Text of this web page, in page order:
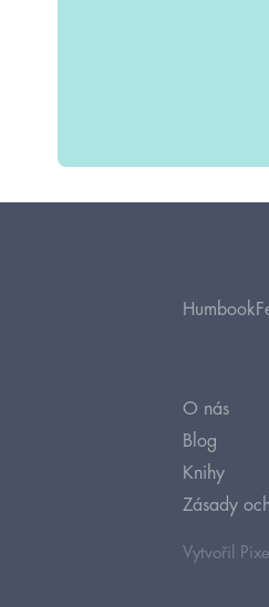
O nás
Blog
Knihy
Zásady
Vytvořil